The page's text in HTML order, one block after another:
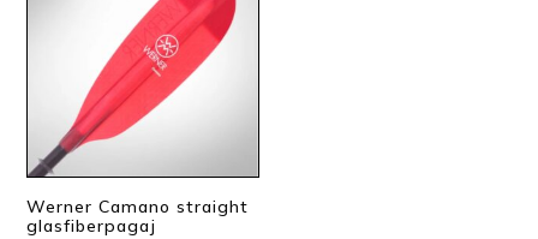
Werner Camano straight
glasfiberpagaj